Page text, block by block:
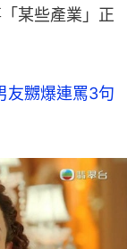
某些產業」正
友嬲爆連罵3句